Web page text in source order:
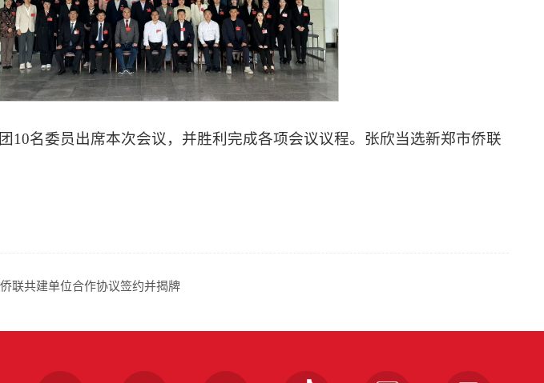
10名委员出席本次会议，并胜利完成各项会议议程。张欣当选新郑市侨联
联共建单位合作协议签约并揭牌